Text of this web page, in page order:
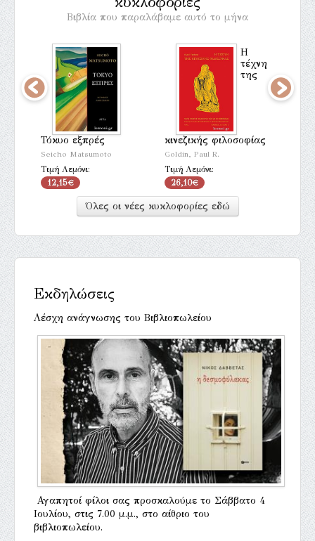
Βιβλία που παραλάβαμε αυτό το μήνα
Τόκυο εξπρές
Seicho Matsumoto
Τιμή Λεμόνι:
12,15€
Η
τέχνη
της
κινεζικής φιλοσοφίας
Goldin, Paul R.
Τιμή Λεμόνι:
26,10€
Όλες οι νέες κυκλοφορίες εδώ
Εκδηλώσεις
Λέσχη ανάγνωσης του Βιβλιοπωλείου
Αγαπητοί φίλοι σας προσκαλούμε το Σάββατο 4
Ιουλίου, στις 7.00 μ.μ., στο αίθριο του
βιβλιοπωλείου.